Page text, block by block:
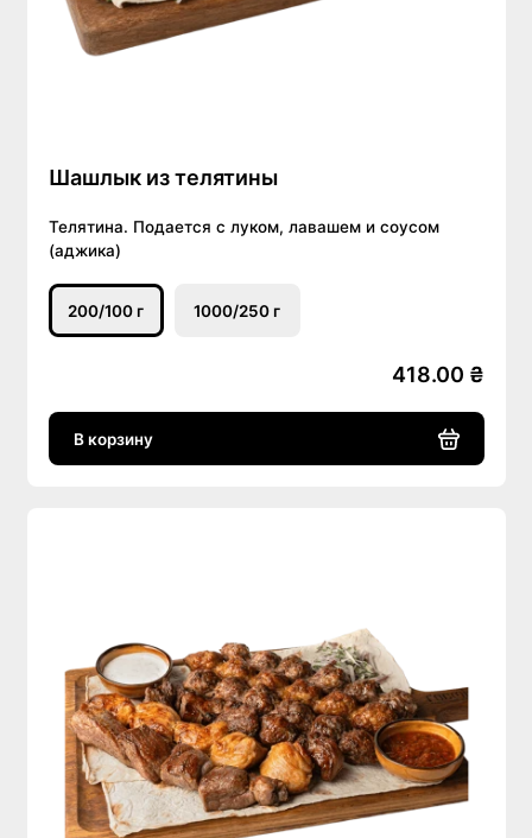
Шашлык из телятины
Телятина. Подается с луком, лавашем и соусом
(аджика)
200/100 г 1000/250 г
418.00 ₴
В корзину